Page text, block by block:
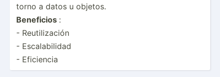
torno a datos u objetos.
Beneficios :
- Reutil­ización
- Escala­bilidad
- Eficiencia